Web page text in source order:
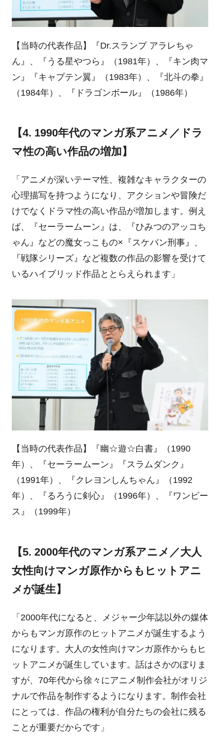
【当時の代表作品】『Dr.スランプ アラレちゃ
ん』、『うる星やつら』（1981年）、『キン肉マ
ン』『キャプテン翼』（1983年）、『北斗の拳』
（1984年）、『ドラゴンボール』（1986年）
【4. 1990年代のマンガ系アニメ／ドラ
マ性の高い作品の増加】
「アニメが深いテーマ性、複雑なキャラクターの
心理描写を持つようになり、アクションや冒険だ
けでなくドラマ性の高い作品が増加します。例え
ば、『セーラームーン』は、『ひみつのアッコち
ゃん』などの魔女っこもの×『スケバン刑事』、
『戦隊シリーズ』など複数の作品の影響を受けて
いるハイブリッド作品ととらえられます」
【当時の代表作品】『幽☆遊☆白書』（1990
年）、『セーラームーン』『スラムダンク』
（1991年）、『クレヨンしんちゃん』（1992
年）、『るろうに剣心』（1996年）、『ワンピー
ス』（1999年）
【5. 2000年代のマンガ系アニメ／大人
女性向けマンガ原作からもヒットアニ
メが誕生】
「2000年代になると、メジャー少年誌以外の媒体
からもマンガ原作のヒットアニメが誕生するよう
になります。大人の女性向けマンガ原作からもヒ
ットアニメが誕生しています。話はさかのぼりま
すが、70年代から徐々にアニメ制作会社がオリジ
ナルで作品を制作するようになります。制作会社
にとっては、作品の権利が自分たちの会社に残る
ことが重要だからです」